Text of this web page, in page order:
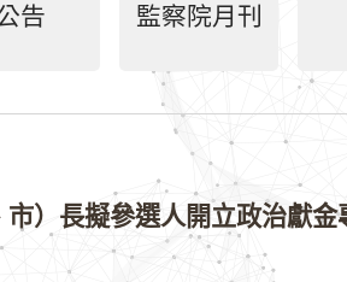
告 監察院月刊